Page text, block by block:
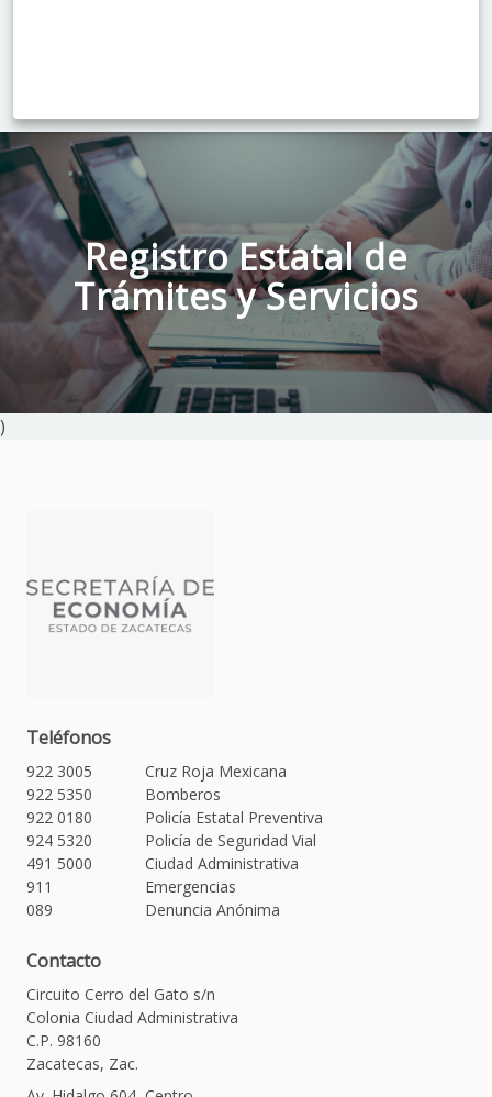
Registro Estatal de
Trámites y Servicios
)
Teléfonos
922 3005
Cruz Roja Mexicana
922 5350
Bomberos
922 0180
Policía Estatal Preventiva
924 5320
Policía de Seguridad Vial
491 5000
Ciudad Administrativa
911
Emergencias
089
Denuncia Anónima
Contacto
Circuito Cerro del Gato s/n
Colonia Ciudad Administrativa
C.P. 98160
Zacatecas, Zac.